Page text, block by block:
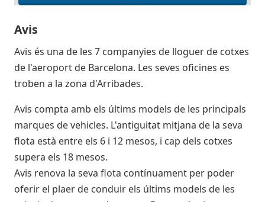
Avis
Avis és una de les 7 companyies de lloguer de cotxes
de l'aeroport de Barcelona. Les seves oficines es
troben a la zona d'Arribades.
Avis compta amb els últims models de les principals
marques de vehicles. L'antiguitat mitjana de la seva
flota està entre els 6 i 12 mesos, i cap dels cotxes
supera els 18 mesos.
Avis renova la seva flota contínuament per poder
oferir el plaer de conduir els últims models de les